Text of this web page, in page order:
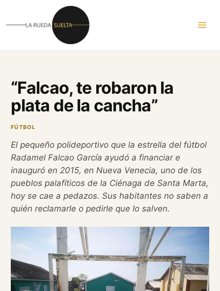
contenido
“Falcao, te robaron la
plata de la cancha”
FÚTBOL
El pequeño polideportivo que la estrella del fútbol
Radamel Falcao García ayudó a financiar e
inauguró en 2015, en Nueva Venecia, uno de los
pueblos palafíticos de la Ciénaga de Santa Marta,
hoy se cae a pedazos. Sus habitantes no saben a
quién reclamarle o pedirle que lo salven.